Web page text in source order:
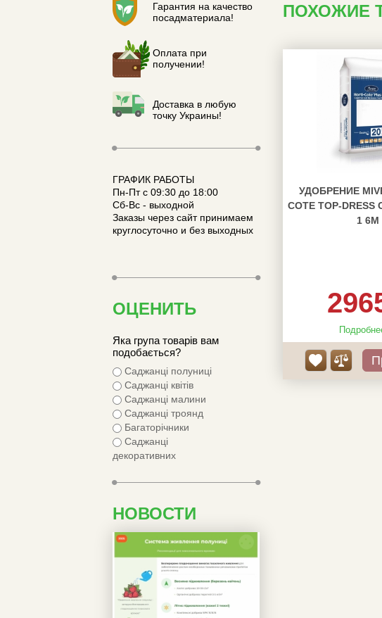
Гарантия на качество
посадматериала!
Оплата при
получении!
Доставка в любую
точку Украины!
ГРАФИК РАБОТЫ
Пн-Пт с 09:30 до 18:00
Сб-Вс - выходной
Заказы через сайт принимаем
круглосуточно и без выходных
ОЦЕНИТЬ
Яка група товарів вам
подобається?
Саджанці полуниці
Саджанці квітів
Саджанці малини
Саджанці троянд
Багаторічники
Саджанці
декоративних
НОВОСТИ
ПОХОЖИЕ
УДОБРЕНИЕ
COTE TOP-DRESS
1 6M